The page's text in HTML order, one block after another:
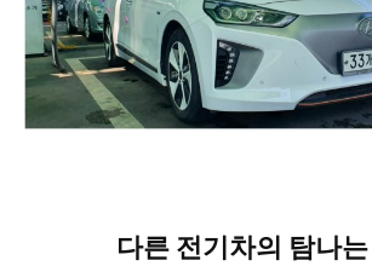
다른 전기차의 탐나